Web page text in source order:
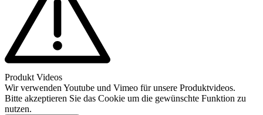
Produkt Videos
Wir verwenden Youtube und Vimeo für unsere Produktvideos.
Bitte akzeptieren Sie das Cookie um die gewünschte Funktion zu
nutzen.